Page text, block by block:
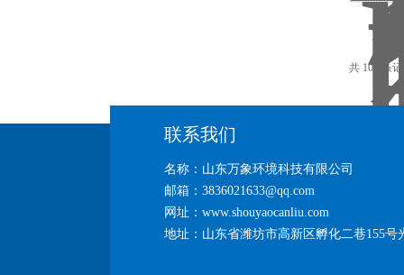
共 103 条
联系我们
名称：山东万象环境科技有限公司
邮箱：3836021633@qq.com
网址：www.shouyaocanliu.com
地址：山东省潍坊市高新区孵化二巷155